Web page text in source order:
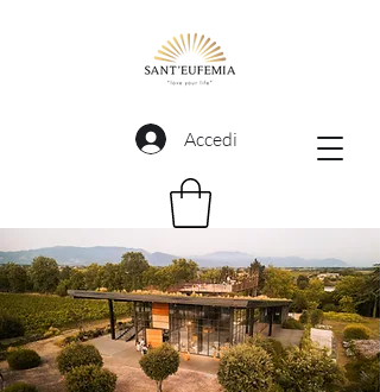
Accedi